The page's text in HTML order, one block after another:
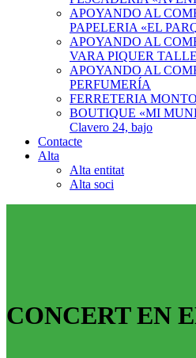
APOYANDO AL
PAPELERIA «EL
APOYANDO AL
VARA PIQUER
APOYANDO AL
PERFUMERÍA
FERRETERIA
BOUTIQUE «MI
Clavero 24, bajo
Contacte
Alta
Alta entitat
Alta soci
CONCERT EN